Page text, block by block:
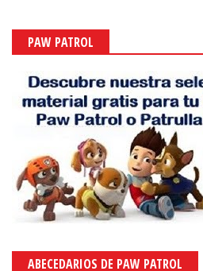
PAW PATROL
ABECEDARIOS DE PAW PATROL